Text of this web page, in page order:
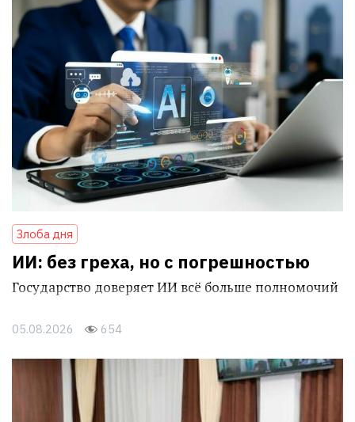
Злоба дня
ИИ: без греха, но с погрешностью
Государство доверяет ИИ всё больше полномочий
05.08.2026 654